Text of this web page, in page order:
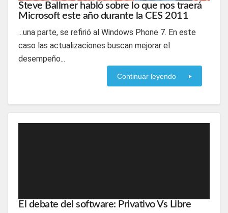
Steve Ballmer habló sobre lo que nos traerá
Microsoft este año durante la CES 2011
...una parte, se refirió al Windows Phone 7. En este
caso las actualizaciones buscan mejorar el
desempeño...
Continuar leyendo
El debate del software: Privativo Vs Libre